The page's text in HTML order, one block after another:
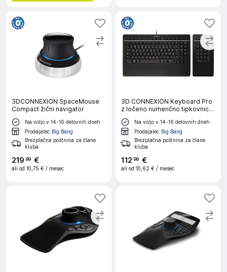
3DCONNEXION SpaceMouse
Compact žični navigator
Na voljo v 14-16 delovnih dneh
Prodajalec Big Bang
Brezplačna poštnina za člane
kluba
219 99 €
ali od 10,75 € / mesec
3D CONNEXION Keyboard Pro
z ločeno numerično tipkovnico
USB, US SLO g. tipkovnica
Na voljo v 14-16 delovnih dneh
Prodajalec Big Bang
Brezplačna poštnina za člane
kluba
112 99 €
ali od 10,62 € / mesec